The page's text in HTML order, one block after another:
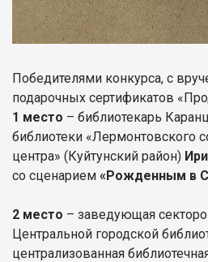
Победителями конкурса, с
подарочных сертификатов
1 место – библиотекарь
библиотеки «Лермонтовского
центра» (Куйтунский район)
со сценарием «Рожденным в
2 место – заведующая
Центральной городской
централизованная